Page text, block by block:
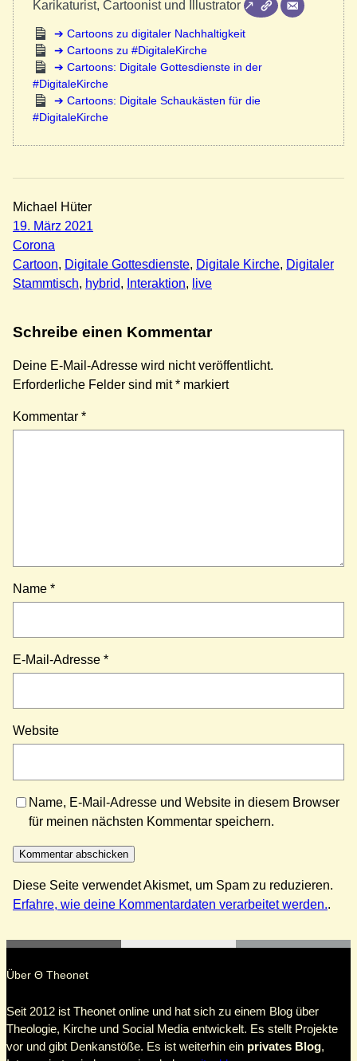
Karikaturist, Cartoonist und Illustrator
Cartoons zu digitaler Nachhaltigkeit
Cartoons zu #DigitaleKirche
Cartoons: Digitale Gottesdienste in der
#DigitaleKirche
Cartoons: Digitale Schaukästen für die
#DigitaleKirche
Michael Hüter
19. März 2021
Corona
Cartoon, Digitale Gottesdienste, Digitale Kirche, Digitaler
Stammtisch, hybrid, Interaktion, live
Schreibe einen Kommentar
Deine E-Mail-Adresse wird nicht veröffentlicht.
Erforderliche Felder sind mit* markiert
Kommentar *
Name *
E-Mail-Adresse *
Website
Name, E-Mail-Adresse und Website in diesem Browser
für meinen nächsten Kommentar speichern.
Diese Seite verwendet Akismet, um Spam zu reduzieren.
Erfahre, wie deine Kommentardaten verarbeitet werden..
Über Θ Theonet
Seit 2012 ist Theonet online und hat sich zu einem Blog über
Theologie, Kirche und Social Media entwickelt. Es stellt Projekte
vor und gibt Denkanstöße. Es ist weiterhin ein privates Blog,